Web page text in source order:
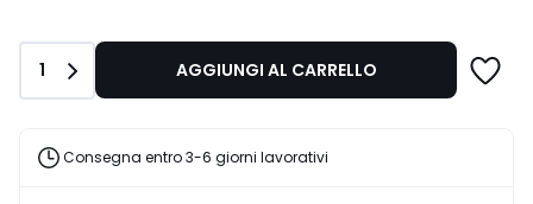
Invece
9,99
Quantità
1 AGGIUNGI AL CARRELLO
Consegna entro 3-6 giorni lavorativi